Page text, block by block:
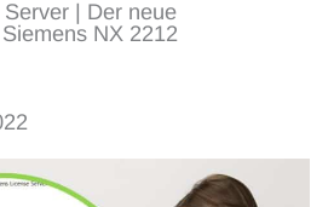
| Der neue
NX 2212